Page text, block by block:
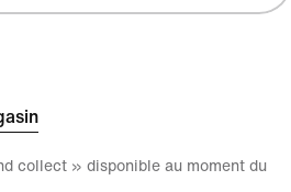
collect » disponible au moment du